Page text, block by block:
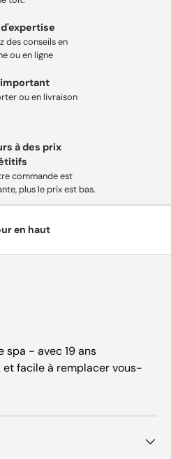
valve est essentiel pour
d'eau. Assurez-vous
vérifiée pour les
expérience de spa
efficace de
Passion Spa
d'expertise
des conseils en
ou en ligne
ou en livraison
à des prix
commande est
plus le prix est bas.
en haut
spa - avec 19 ans
facile à remplacer vous-